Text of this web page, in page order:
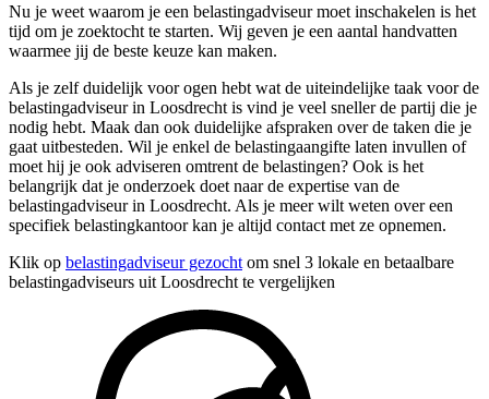
Nu je weet waarom je een belastingadviseur moet inschakelen is het
tijd om je zoektocht te starten. Wij geven je een aantal handvatten
waarmee jij de beste keuze kan maken.
Als je zelf duidelijk voor ogen hebt wat de uiteindelijke taak voor de
belastingadviseur in Loosdrecht is vind je veel sneller de partij die je
nodig hebt. Maak dan ook duidelijke afspraken over de taken die je
gaat uitbesteden. Wil je enkel de belastingaangifte laten invullen of
moet hij je ook adviseren omtrent de belastingen? Ook is het
belangrijk dat je onderzoek doet naar de expertise van de
belastingadviseur in Loosdrecht. Als je meer wilt weten over een
specifiek belastingkantoor kan je altijd contact met ze opnemen.
Klik op belastingadviseur gezocht om snel 3 lokale en betaalbare
belastingadviseurs uit Loosdrecht te vergelijken